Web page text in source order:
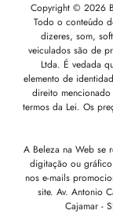
Copyright © 2026
Todo o conteúdo
dizeres, som,
veiculados são de
Ltda. É vedada
elemento de
direito
termos da Lei. Os
A Beleza na Web se
digitação ou
nos e-mails
site. Av. Antonio
Cajamar -